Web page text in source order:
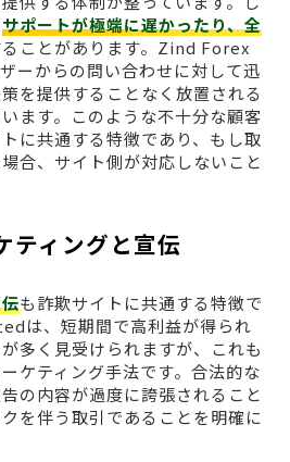
サポートが極端に遅かったり、全
ことがあります。Zind Forex
ーからの問い合わせに対して迅
を提供することなく放置される
ます。このような不十分な顧客
に共通する特徴であり、もし取
合、サイト側が対応しないこと
ティングと宣伝
も詐欺サイトに共通する特徴で
は、短期間で高利益が得られ
多く見受けられますが、これも
ケティング手法です。合法的な
の内容が過度に誇張されること
を伴う取引であることを明確に